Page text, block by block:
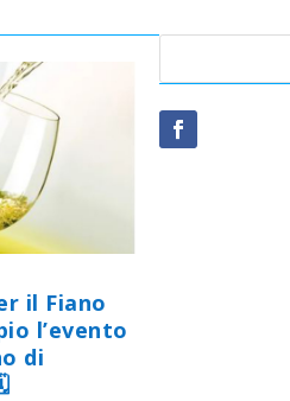
il Fiano
l’evento
di